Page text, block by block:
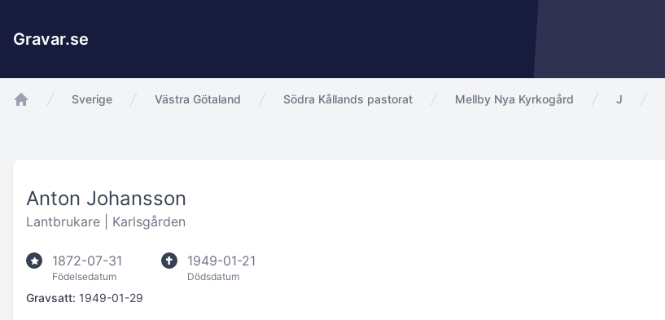
Gravar.se
Sverige Västra Götaland Södra Kållands pastorat Mellby Nya Kyrkogård J
Anton Johansson
Lantbrukare | Karlsgården
1872-07-31
Födelsedatum
1949-01-21
Dödsdatum
Gravsatt: 1949-01-29